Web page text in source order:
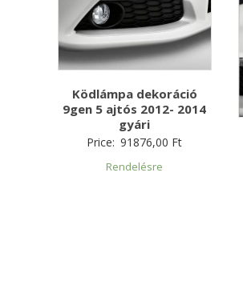
Ködlámpa dekoráció
9gen 5 ajtós 2012- 2014
gyári
Price: 91876,00 Ft
Rendelésre